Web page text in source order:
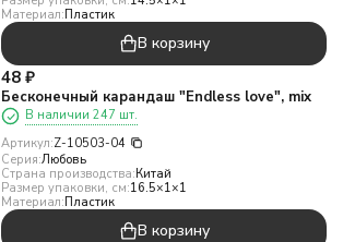
Материал:Пластик
В корзину
48 ₽
Бесконечный карандаш "Endless love", mix
В наличии 247 шт.
Артикул:Z-10503-04
Серия:Любовь
Страна производства:Китай
Размер упаковки, см:16.5×1×1
Материал:Пластик
В корзину